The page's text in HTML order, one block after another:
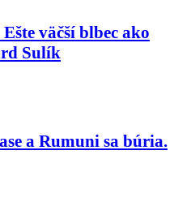
väčší blbec ako
Sulík
a Rumuni sa búria.